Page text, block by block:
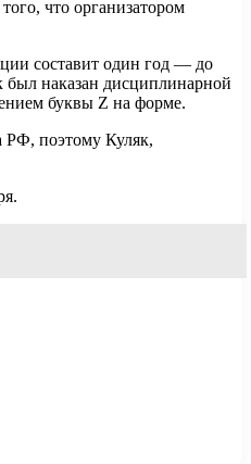
что организатором
составит один год — до
был наказан дисциплинарной
буквы Z на форме.
РФ, поэтому Куляк,